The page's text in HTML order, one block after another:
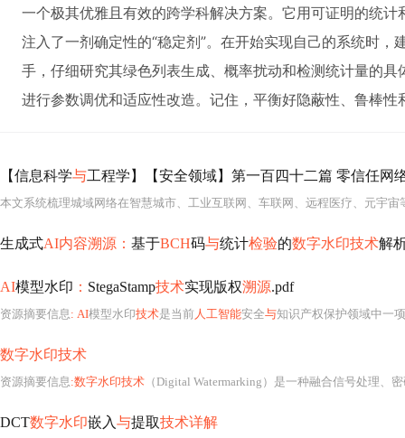
一个极其优雅且有效的跨学科解决方案。它用可证明的统
注入了一剂确定性的“稳定剂”。在开始实现自己的系统时
手，仔细研究其绿色列表生成、概率扰动和检测统计量的
进行参数调优和适应性改造。记住，平衡好隐蔽性、鲁棒
【信息科学与工程学】【安全领域】第一百四十二篇 零信任网
生成式AI内容溯源： 基于BCH码与统计检验的数字水印技术解
AI模型水印 ： StegaStamp技术实现版权溯源.pdf
资源摘要信息: AI模型水印技术是当前 人工智能安全与知识产权保护领域中一
数字水印技术
资源摘要信息:数字水印技术 （Digital Watermarking）是一种融合信号处理、
DCT数字水印嵌入与提取技术详解